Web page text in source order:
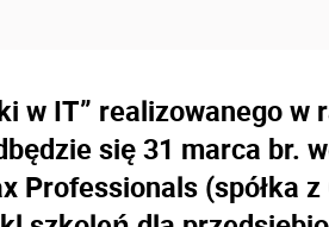
w IT” realizowanego w
się 31 marca br.
Professionals (spółka z